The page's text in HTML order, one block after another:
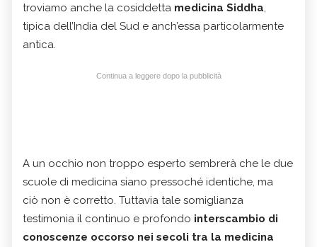
troviamo anche la cosiddetta medicina Siddha,
tipica dell’India del Sud e anch’essa particolarmente
antica.
Continua a leggere dopo la pubblicità
A un occhio non troppo esperto sembrerà che le due
scuole di medicina siano pressoché identiche, ma
ciò non è corretto. Tuttavia tale somiglianza
testimonia il continuo e profondo interscambio di
conoscenze occorso nei secoli tra la medicina